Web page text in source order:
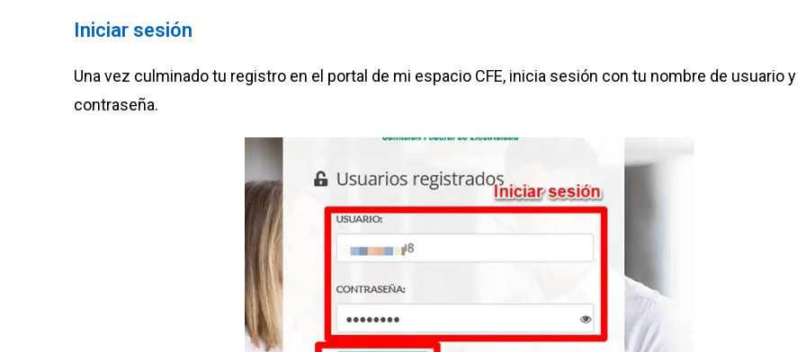
Iniciar sesión
Una vez culminado tu registro en el portal de mi espacio CFE, inicia sesión con tu nombre de usuario y
contraseña.